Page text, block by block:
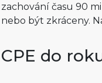
zachování času 90
nebo být zkráceny.
CPE do